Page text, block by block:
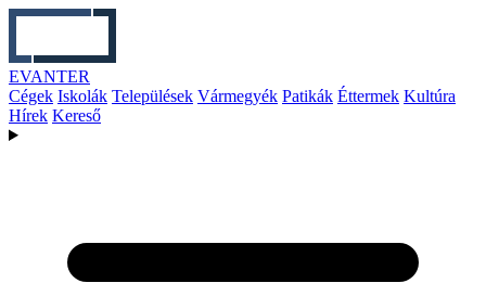
EVANTER
Cégek Iskolák Települések Vármegyék Patikák Éttermek Kultúra
Hírek Kereső